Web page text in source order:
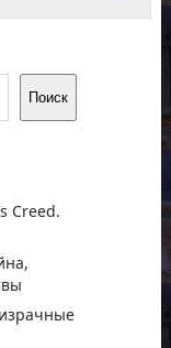
Поиск
Creed.